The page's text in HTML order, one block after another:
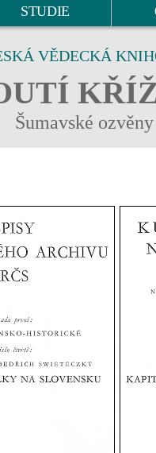
STUDIE
VĚDECKÁ
Šumavské